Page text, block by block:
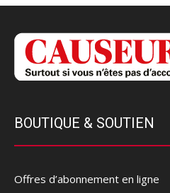
BOUTIQUE & SOUTIEN
Offres d’abonnement en ligne